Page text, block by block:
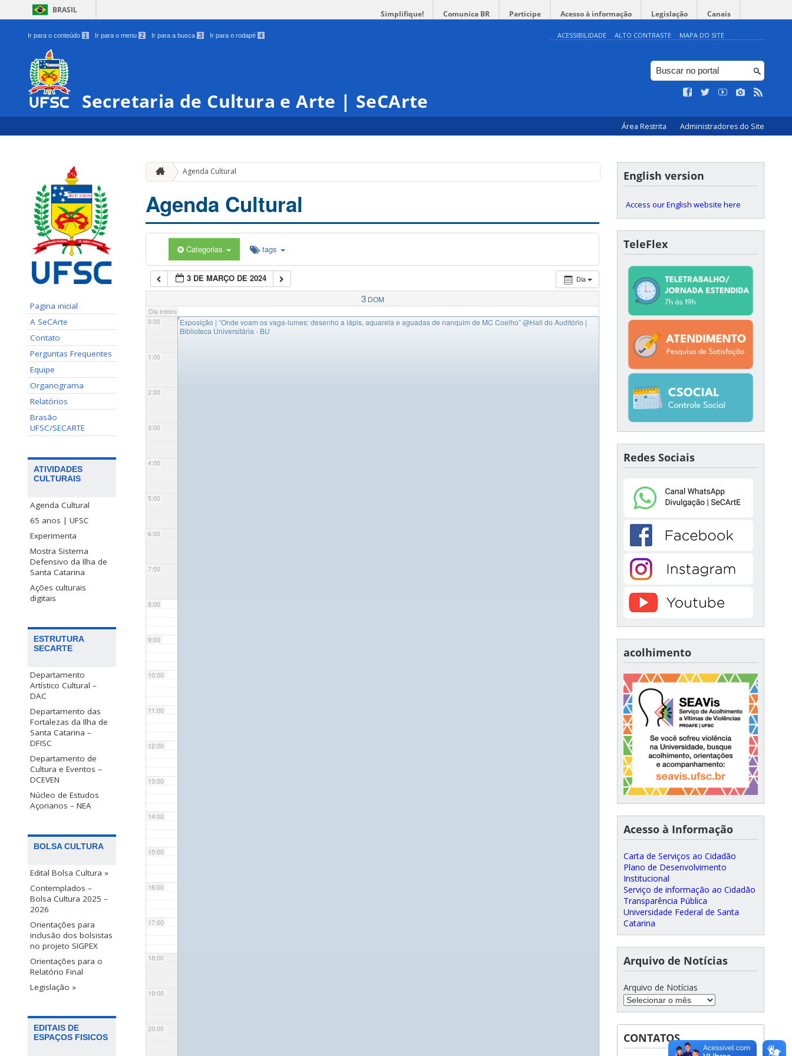
BRASIL Simplifique! Comunica BR Participe Acesso à informação Legislação Canais
Ir para o conteúdo 1 Ir para o menu 2 Ir para a busca 3 Ir para o rodapé 4 ACESSIBILIDADE ALTO CONTRASTE MAPA DO SITE
Secretaria de Cultura e Arte | SeCArte
Área Restrita Administradores do Site
Pagina inicial
A SeCArte
Contato
Perguntas Frequentes
Equipe
Organograma
Relatórios
Brasão
UFSC/SECARTE
ATIVIDADES
CULTURAIS
Agenda Cultural
65 anos | UFSC
Experimenta
Mostra Sistema
Defensivo da Ilha de
Santa Catarina
Ações culturais
digitais
ESTRUTURA
SECARTE
Departamento
Artístico Cultural –
DAC
Departamento das
Fortalezas da Ilha de
Santa Catarina –
DFISC
Departamento de
Cultura e Eventos –
DCEVEN
Núcleo de Estudos
Açorianos – NEA
BOLSA CULTURA
Edital Bolsa Cultura »
Contemplados –
Bolsa Cultura 2025 –
2026
Orientações para
inclusão dos bolsistas
no projeto SIGPEX
Orientações para o
Relatório Final
Legislação »
EDITAIS DE
ESPAÇOS FISICOS
Agenda Cultural
Agenda Cultural
Categorias tags
Dia
3 DE MARÇO DE 2024
3 DOM
Dia inteiro
0:00
1:00
2:00
3:00
4:00
5:00
6:00
7:00
8:00
9:00
10:00
11:00
12:00
13:00
14:00
15:00
16:00
17:00
18:00
19:00
20:00
◤Exposição | “Onde voam os vaga-lumes: desenho a lápis, aquarela e aguadas de nanquim de MC Coelho”@Hall do Auditório |
Biblioteca Universitária - BU
English version
Access our English website here
TeleFlex
Redes Sociais
acolhimento
Acesso à Informação
Carta de Serviços ao Cidadão
Plano de Desenvolvimento
Institucional
Serviço de informação ao Cidadão
Transparência Pública
Universidade Federal de Santa
Catarina
Arquivo de Notícias
Arquivo de Notícias
CONTATOS